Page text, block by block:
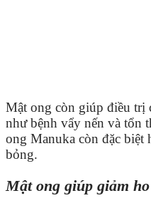
Mật ong còn giúp điều trị
như bệnh vẩy nến và tổn
ong Manuka còn đặc biệt
bỏng.
Mật ong giúp giảm